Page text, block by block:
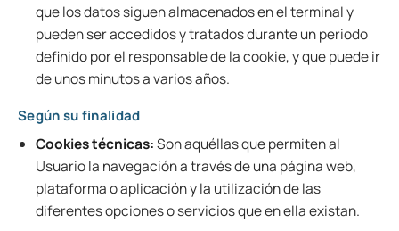
que los datos siguen almacenados en el terminal y
pueden ser accedidos y tratados durante un periodo
definido por el responsable de la cookie, y que puede ir
de unos minutos a varios años.
Según su finalidad
Cookies técnicas:Son aquéllas que permiten al
Usuario la navegación a través de una página web,
plataforma o aplicación y la utilización de las
diferentes opciones o servicios que en ella existan.